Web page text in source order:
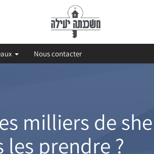
Nous contacter
milliers de
les prendre ?